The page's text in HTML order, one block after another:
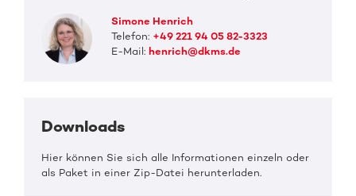
Simone Henrich
Telefon: +49 221 94 05 82-3323
E-Mail:henrich@dkms.de
Downloads
Hier können Sie sich alle Informationen einzeln oder
als Paket in einer Zip-Datei herunterladen.